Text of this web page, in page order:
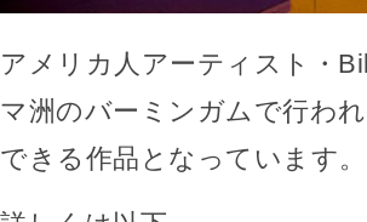
アメリカ人アーティスト・
マ洲のバーミンガムで行わ
できる作品となっています。